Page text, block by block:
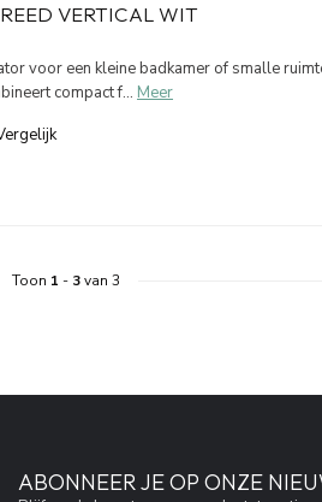
VERTICAL WIT
voor een kleine badkamer of smalle
compact f... Meer
Toon 1 - 3van 3
ABONNEER JE OP ONZE